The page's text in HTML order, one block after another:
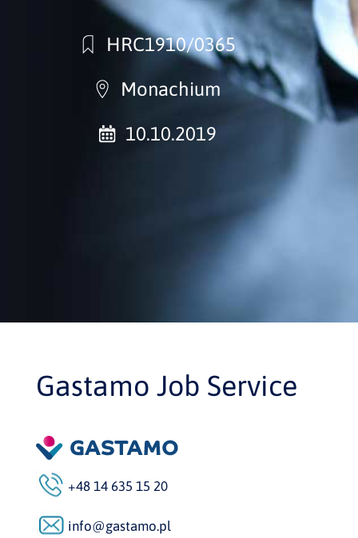
HRC1910/0365
Monachium
10.10.2019
Gastamo Job Service
+48 14 635 15 20
info@gastamo.pl